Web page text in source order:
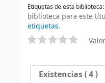
Etiquetas de esta biblioteca:
biblioteca para este
etiquetas.
Existencias( 4 )